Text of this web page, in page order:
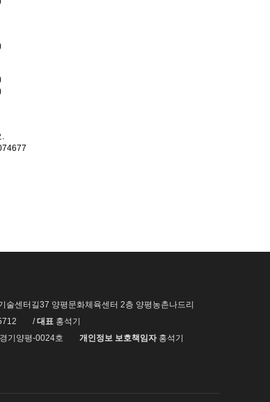
.
술센터길37 양평문화체육센터 2층 양평농촌나드리
/대표 홍석기
기양평-0024호 개인정보 보호책임자홍석기